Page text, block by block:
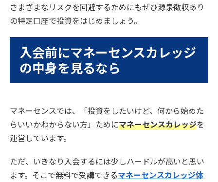
さまざまなリスクを回避するためにもぜひ源泉徴収あり
の特定口座で投資をはじめましょう。
入会前にマネーセンスカレッジ
の中身を見るなら
マネーセンスでは、「投資をしたいけど、何から始めた
らいいかわからない方」ためにマネーセンスカレッジを
運営しています。
ただ、いきなり入会するには少しハードルが高いと思い
ます。そこで無料で受講できるマネーセンスカレッジ体